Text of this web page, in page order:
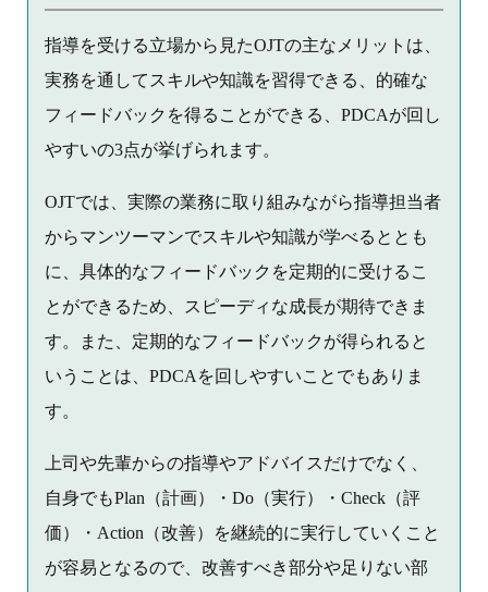
指導を受ける立場から見たOJTの主なメリットは、
実務を通してスキルや知識を習得できる、的確な
フィードバックを得ることができる、PDCAが回し
やすいの3点が挙げられます。
OJTでは、実際の業務に取り組みながら指導担当者
からマンツーマンでスキルや知識が学べるととも
に、具体的なフィードバックを定期的に受けるこ
とができるため、スピーディな成長が期待できま
す。また、定期的なフィードバックが得られると
いうことは、PDCAを回しやすいことでもありま
す。
上司や先輩からの指導やアドバイスだけでなく、
自身でもPlan（計画）・Do（実行）・Check（評
価）・Action（改善）を継続的に実行していくこと
が容易となるので、改善すべき部分や足りない部